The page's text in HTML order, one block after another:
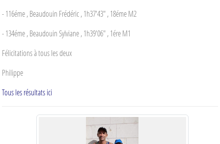
- 116éme , Beaudouin Frédéric , 1h37'43" , 18éme M2
- 134éme , Beaudouin Sylviane , 1h39'06" , 1ére M1
Félicitations à tous les deux
Philippe
Tous les résultats ici